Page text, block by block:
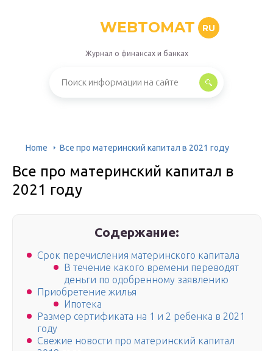
WEBTOMAT RU
Журнал о финансах и банках
Home Все про материнский капитал в 2021 году
Все про материнский капитал в
2021 году
Содержание:
Срок перечисления материнского капитала
В течение какого времени переводят
деньги по одобренному заявлению
Приобретение жилья
Ипотека
Размер сертификата на 1 и 2 ребенка в 2021
году
Свежие новости про материнский капитал